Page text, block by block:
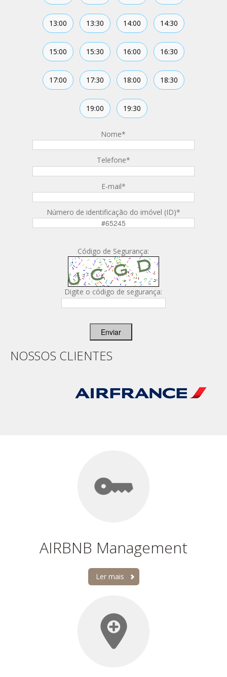
13:00 13:30 14:00 14:30
15:00 15:30 16:00 16:30
17:00 17:30 18:00 18:30
19:00 19:30
Nome*
Telefone*
E-mail*
Número de identificação do imóvel (ID)*
Código de Segurança:
Digite o código de segurança:
Enviar
NOSSOS CLIENTES
AIRBNB Management
Ler mais